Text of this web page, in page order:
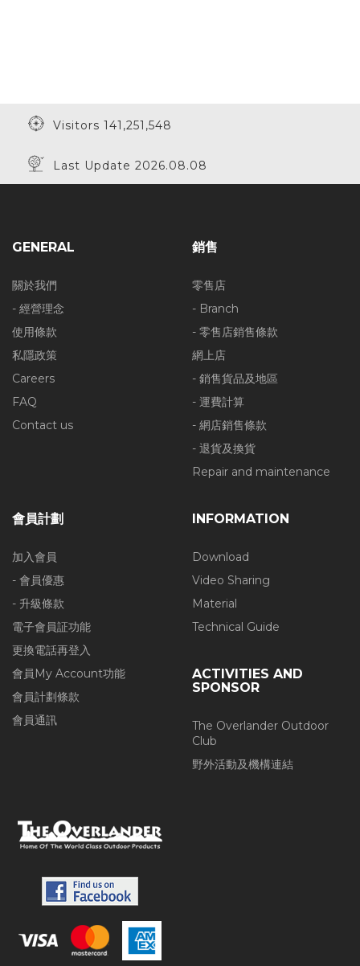
Visitors 141,251,548
Last Update 2026.08.08
GENERAL
關於我們
- 經營理念
使用條款
私隱政策
Careers
FAQ
Contact us
銷售
零售店
- Branch
- 零售店銷售條款
網上店
- 銷售貨品及地區
- 運費計算
- 網店銷售條款
- 退貨及換貨
Repair and maintenance
會員計劃
加入會員
- 會員優惠
- 升級條款
電子會員証功能
更換電話再登入
會員My Account功能
會員計劃條款
會員通訊
INFORMATION
Download
Video Sharing
Material
Technical Guide
ACTIVITIES AND
SPONSOR
The Overlander Outdoor
Club
野外活動及機構連結